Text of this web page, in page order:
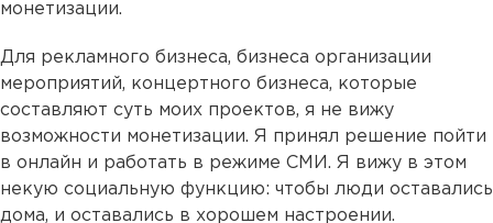
монетизации.
Для рекламного бизнеса, бизнеса организации
мероприятий, концертного бизнеса, которые
составляют суть моих проектов, я не вижу
возможности монетизации. Я принял решение пойти
в онлайн и работать в режиме СМИ. Я вижу в этом
некую социальную функцию: чтобы люди оставались
дома, и оставались в хорошем настроении.